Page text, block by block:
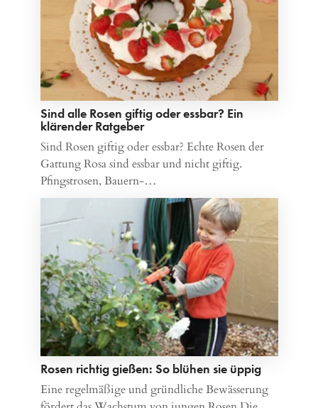
Sind alle Rosen giftig oder essbar? Ein
klärender Ratgeber
Sind Rosen giftig oder essbar? Echte Rosen der
Gattung Rosa sind essbar und nicht giftig.
Pfingstrosen, Bauern-…
Rosen richtig gießen: So blühen sie üppig
Eine regelmäßige und gründliche Bewässerung